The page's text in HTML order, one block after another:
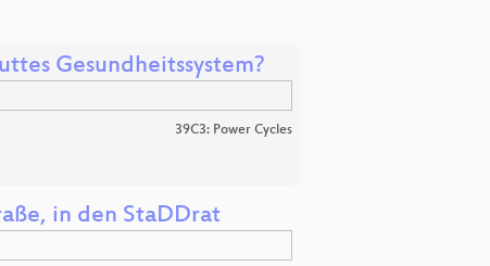
Gesundheitssystem?
39C3: Power Cycles
in den StaDDrat